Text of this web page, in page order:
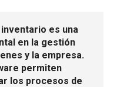
es una
en la gestión
y la empresa.
permiten
los procesos de